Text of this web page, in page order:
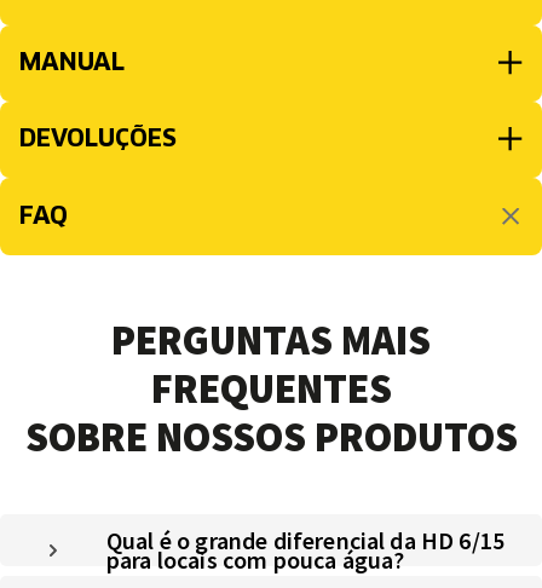
MANUAL
DEVOLUÇÕES
FAQ
PERGUNTAS MAIS
FREQUENTES
SOBRE NOSSOS PRODUTOS
Qual é o grande diferencial da HD 6/15
para locais com pouca água?